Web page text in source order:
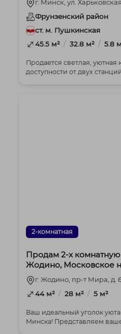
г. Минск, ул.
Фрунзенский район
ст. м. Пушкинская
45.5 м² / 32.8 м² / 5.8
Продается светлая, уютная
доступности от двух
2-комнатная
Продам 2-х комнатную
Жодино, Московское
г. Жодино, пр-т Мира, д.
44 м² / 28 м² / 5 м²
Ваш идеальный уголок уюта
Минска! Представляем вашему вниманию светлую